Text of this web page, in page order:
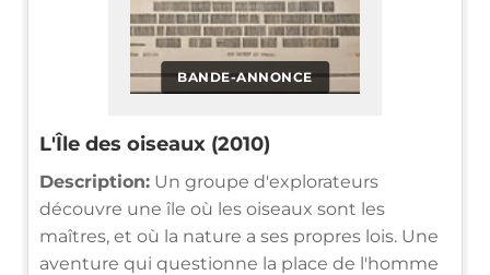
BANDE-ANNONCE
L'Île des oiseaux (2010)
Description: Un groupe d'explorateurs
découvre une île où les oiseaux sont les
maîtres, et où la nature a ses propres lois. Une
aventure qui questionne la place de l'homme